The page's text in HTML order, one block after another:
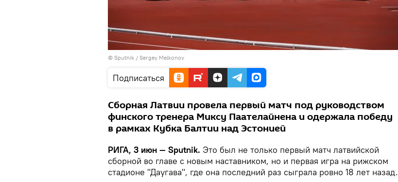
© Sputnik / Sergey Melkonov
Подписаться
Сборная Латвии провела первый матч под руководством
финского тренера Миксу Паателайнена и одержала победу
в рамках Кубка Балтии над Эстонией
РИГА, 3 июн — Sputnik. Это был не только первый матч латвийской
сборной во главе с новым наставником, но и первая игра на рижском
стадионе "Даугава", где она последний раз сыграла ровно 18 лет назад.